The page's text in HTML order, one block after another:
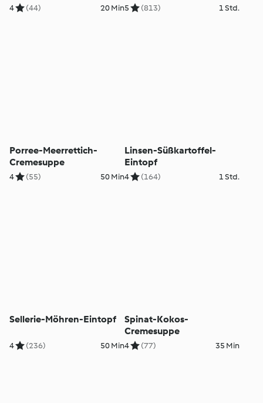
4 (44) 20 Min5 (813) 1 Std.
Porree-Meerrettich-
Cremesuppe
4 (55) 50 Min
Linsen-Süßkartoffel-
Eintopf
4 (164) 1 Std.
Sellerie-Möhren-Eintopf
4 (236) 50 Min
Spinat-Kokos-
Cremesuppe
4 (77) 35 Min